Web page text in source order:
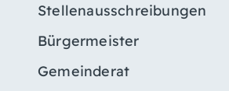
Stellenausschreibungen
Bürgermeister
Gemeinderat